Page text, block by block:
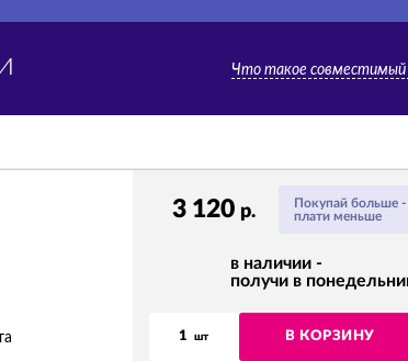
Что такое
Покупай больше -
плати меньше
3 120 р.
в наличии -
получи в
1 шт В КОРЗИНУ